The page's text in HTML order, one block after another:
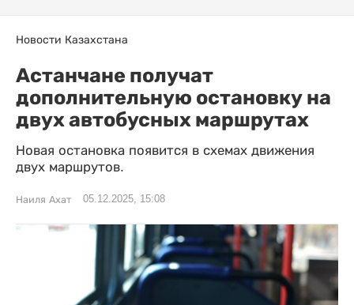
Новости Казахстана
Астанчане получат
дополнительную остановку на
двух автобусных маршрутах
Новая остановка появится в схемах движения
двух маршрутов.
Наиля Ахат 05.12.2025, 15:08